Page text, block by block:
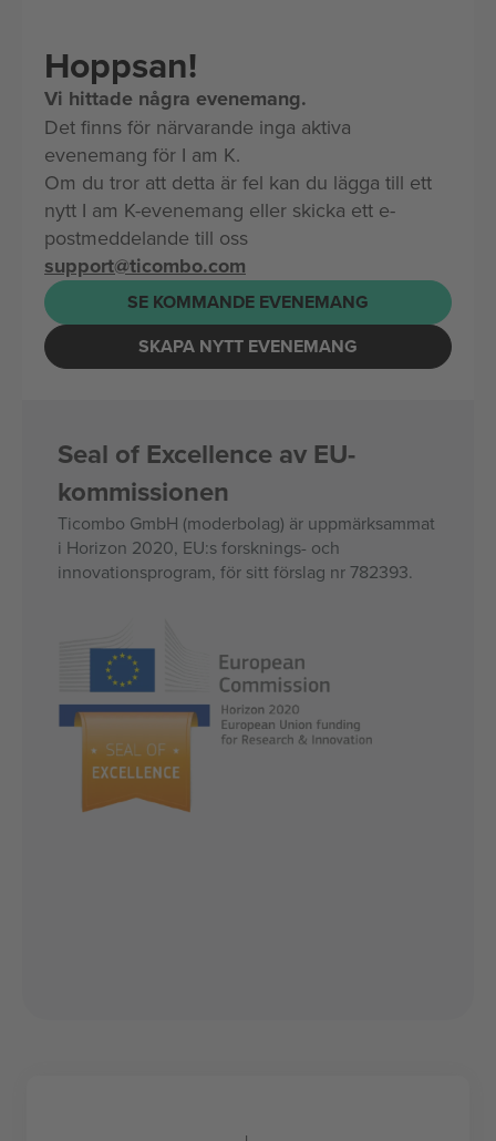
Hoppsan!
Vi hittade några evenemang.
Det finns för närvarande inga aktiva
evenemang för I am K.
Om du tror att detta är fel kan du lägga till ett
nytt I am K-evenemang eller skicka ett e-
postmeddelande till oss
support@ticombo.com
SE KOMMANDE EVENEMANG
SKAPA NYTT EVENEMANG
Seal of Excellence av EU-
kommissionen
Ticombo GmbH (moderbolag) är uppmärksammat
i Horizon 2020, EU:s forsknings- och
innovationsprogram, för sitt förslag nr 782393.